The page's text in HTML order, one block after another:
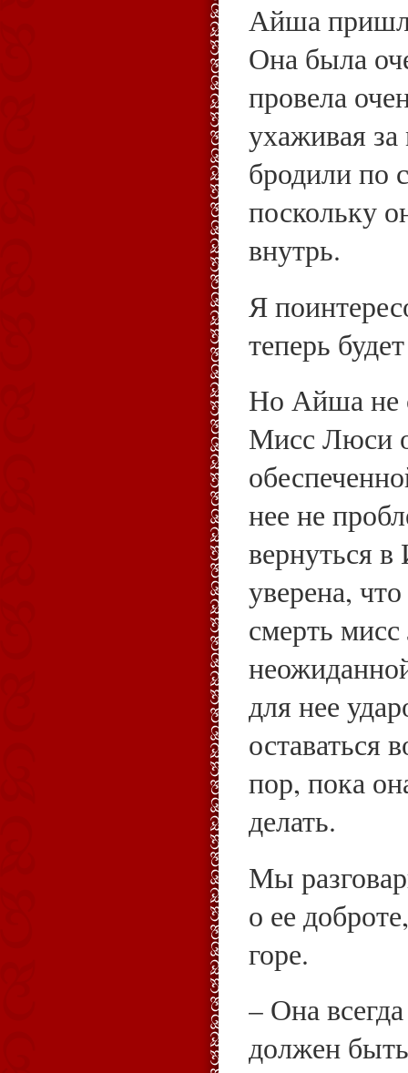
Айша
Она была
провела
ухаживая
бродили по
поскольку
внутрь.
Я
теперь
Но Айша не
Мисс Люси
нее не
вернуться
уверена,
смерть
для нее
оставаться
пор, пока
делать.
Мы
о ее
горе.
– Она
должен